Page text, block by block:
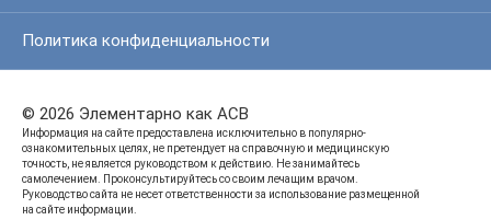
Политика конфиденциальности
© 2026 Элементарно как ACB
Информация на сайте предоставлена исключительно в популярно-
ознакомительных целях, не претендует на справочную и медицинскую
точность, не является руководством к действию. Не занимайтесь
самолечением. Проконсультируйтесь со своим лечащим врачом.
Руководство сайта не несет ответственности за использование размещенной
на сайте информации.